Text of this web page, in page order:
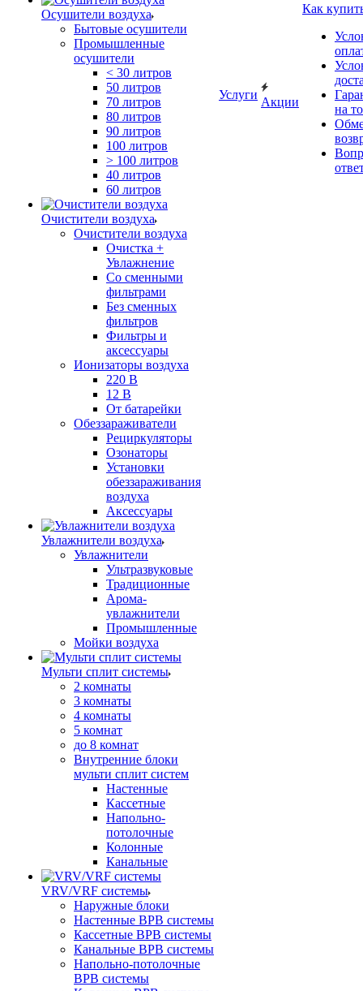
Осушители воздуха
Бытовые осушители
Промышленные
осушители
< 30 литров
50 литров
70 литров
80 литров
90 литров
100 литров
> 100 литров
40 литров
60 литров
Очистители воздуха
Очистители воздуха
Очистка +
Увлажнение
Cо сменными
фильтрами
Без сменных
фильтров
Фильтры и
аксессуары
Ионизаторы воздуха
220 В
12 В
От батарейки
Обеззараживатели
Рециркуляторы
Озонаторы
Установки
обеззараживания
воздуха
Аксессуары
Увлажнители воздуха
Увлажнители
Ультразвуковые
Традиционные
Арома-
увлажнители
Промышленные
Мойки воздуха
Мульти сплит системы
2 комнаты
3 комнаты
4 комнаты
5 комнат
до 8 комнат
Внутренние блоки
мульти сплит систем
Настенные
Кассетные
Напольно-
потолочные
Колонные
Канальные
VRV/VRF системы
Наружные блоки
Настенные ВРВ системы
Кассетные ВРВ системы
Канальные ВРВ системы
Напольно-потолочные
ВРВ системы
Услуги
Акции
Как
на